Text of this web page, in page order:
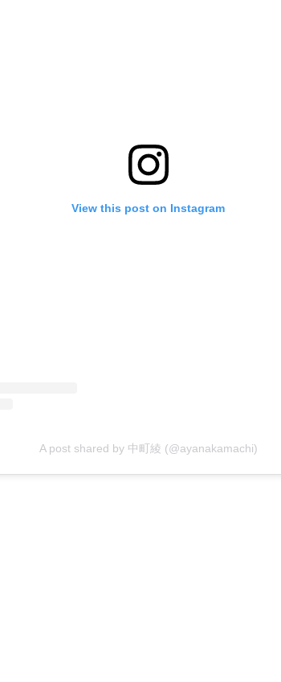
View this post on Instagram
A post shared by 中町綾 (@ayanakamachi)